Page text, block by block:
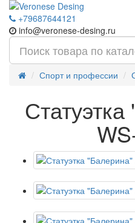
+79687644121
info@veronese-desing.ru
Спорт и профессии